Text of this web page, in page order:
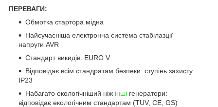
ПЕРЕВАГИ:
Обмотка стартора мідна
Найсучасніша електронна система стабілазції
напруги AVR
Стандарт викидів: EURO V
Відповідає всім стандратам безпеки: ступінь захисту
IP23
Набагато екологічніший ніж інші генератори:
відповідає екологічним стандартам (TUV, CE, GS)